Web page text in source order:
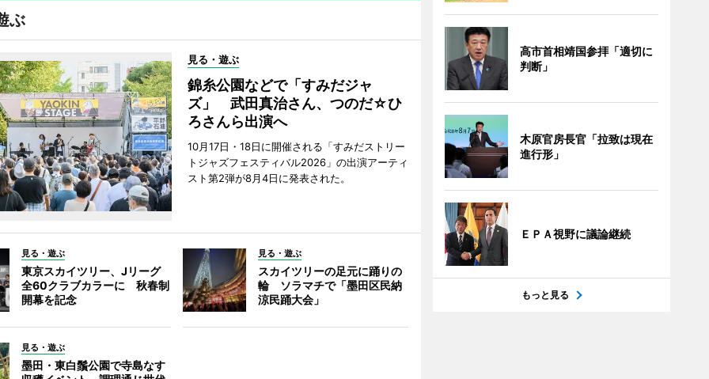
ぶ
見る・遊ぶ
錦糸公園などで「すみだジャ
ズ」 武田真治さん、つのだ☆ひ
ろさんら出演へ
10月17日・18日に開催される「すみだストリー
トジャズフェスティバル2026」の出演アーティ
スト第2弾が8月4日に発表された。
見る・遊ぶ
東京スカイツリー、Jリーグ
全60クラブカラーに 秋春制
開幕を記念
見る・遊ぶ
スカイツリーの足元に踊りの
輪 ソラマチで「墨田区民納
涼民踊大会」
見る・遊ぶ
墨田・東白鬚公園で寺島なす
高市首相靖国参拝「適切に
判断」
木原官房長官「拉致は現在
進行形」
ＥＰＡ視野に議論継続
もっと見る